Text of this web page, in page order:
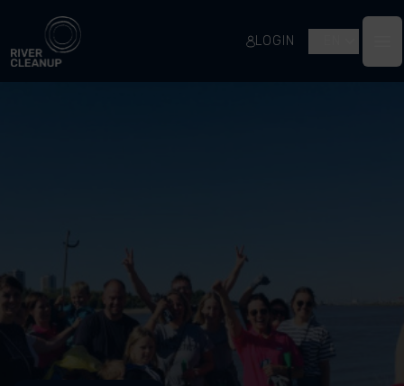
River Cleanup
LOGIN